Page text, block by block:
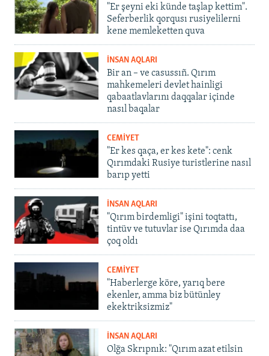
"Er şeyni eki künde taşlap kettim".
Seferberlik qorqusı rusiyelilerni
kene memleketten quva
İNSAN AQLARI
Bir an – ve casussıñ. Qırım
mahkemeleri devlet hainligi
qabaatlavlarını daqqalar içinde
nasıl baqalar
CEMİYET
"Er kes qaça, er kes kete": cenk
Qırımdaki Rusiye turistlerine nasıl
barıp yetti
İNSAN AQLARI
"Qırım birdemligi" işini toqtattı,
tintüv ve tutuvlar ise Qırımda daa
çoq oldı
CEMİYET
"Haberlerge köre, yarıq bere
ekenler, amma biz bütünley
ekektriksizmiz"
İNSAN AQLARI
Olğa Skrıpnık: "Qırım azat etilsin